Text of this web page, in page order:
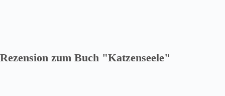
Rezension zum Buch "Katzenseele"